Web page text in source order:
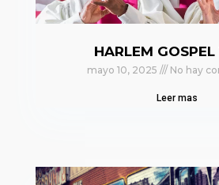
HARLEM GOSPEL
mayo 10, 2025 No hay
Leer mas